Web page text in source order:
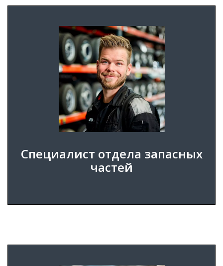
Специалист отдела запасных
частей
АВТОМЕХАНИК МАРКИ ВОЛЬВО - должность,
на которую мы ищем сотрудников. .
ПОДРОБНЕЕ
ПОДАТЬ ЗАЯВКУ